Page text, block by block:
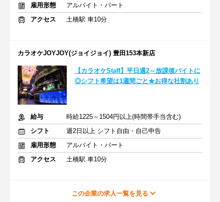
雇用形態
アルバイト・パート
アクセス
土橋駅 車10分
カラオケJOYJOY(ジョイジョイ) 豊田153本新店
【カラオケStaff】平日週2～放課後バイトに
◎シフト希望は1週間ごと★お得な社割あり
給与
時給1225～1504円以上(時間帯手当含む)
シフト
週2日以上 シフト自由・自己申告
雇用形態
アルバイト・パート
アクセス
土橋駅 車10分
この企業の求人一覧を見る